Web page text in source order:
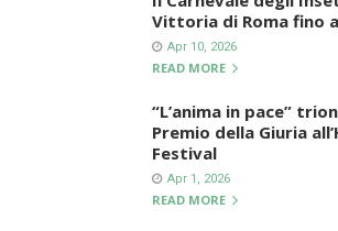
Vittoria di Roma fino
Apr 10, 2026
READ MORE
“L’anima in pace”
Premio della Giuria
Festival
Apr 1, 2026
READ MORE